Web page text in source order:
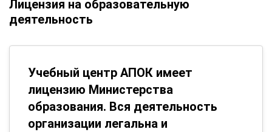
Лицензия на образовательную
деятельность
Учебный центр АПОК имеет
лицензию Министерства
образования. Вся деятельность
организации легальна и